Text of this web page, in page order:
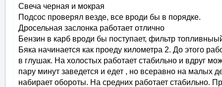
Свеча черная и мокрая
Подсос проверял везде, все вроди бы в порядке.
Дросельная заслонка работает отлично
Бензин в карб вроди бы поступает, фильтр
Бяка начинается как проеду километра 2. До этого
в глушак. На холостых работает стабильно и вдруг
пару минут заведется и едет , но всеравно на малых
набирает обороты. На средних работает стабильно.